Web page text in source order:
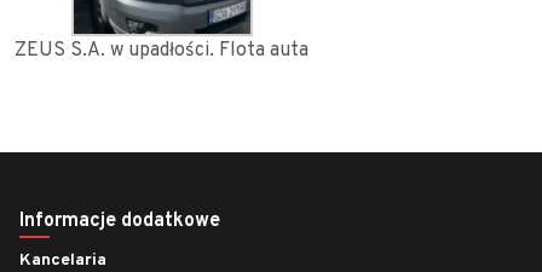
ZEUS S.A. w upadłości. Flota auta
Informacje dodatkowe
Kancelaria